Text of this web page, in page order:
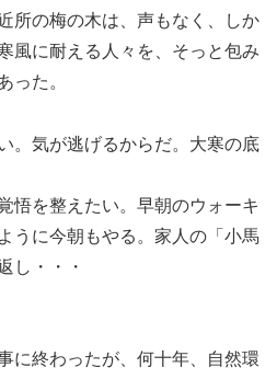
所の梅の木は、声もなく、しか
風に耐える人々を、そっと包み
った。
。気が逃げるからだ。大寒の底
悟を整えたい。早朝のウォーキ
うに今朝もやる。家人の「小馬
し・・・
に終わったが、何十年、自然環